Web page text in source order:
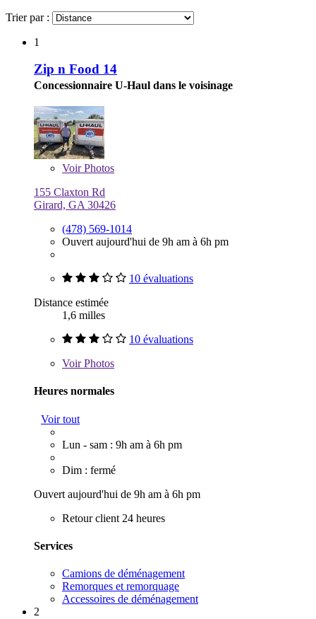
Trier par :
1
Zip n Food 14
Concessionnaire U-Haul dans le voisinage
VoirPhotos
155 Claxton Rd
Girard, GA 30426
(478) 569-1014
Ouvert aujourd'hui de 9h am à 6h pm
10 évaluations
Distance estimée
1,6 milles
10 évaluations
VoirPhotos
Heures normales
Voir tout
Lun - sam : 9h am à 6h pm
Dim : fermé
Ouvert aujourd'hui de 9h am à 6h pm
Retour client 24 heures
Services
Camions de déménagement
Remorques et remorquage
Accessoires de déménagement
2